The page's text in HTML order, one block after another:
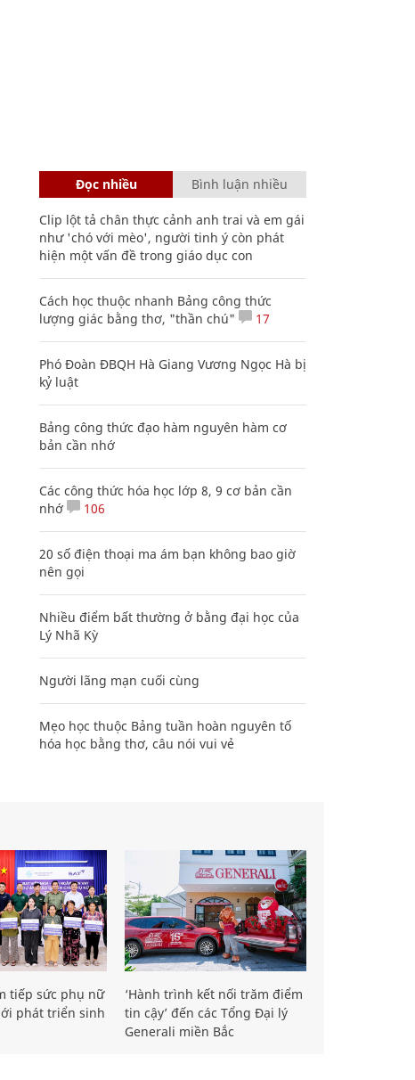
Đọc nhiều Bình luận nhiều
Clip lột tả chân thực cảnh anh trai và em gái
như 'chó với mèo', người tinh ý còn phát
hiện một vấn đề trong giáo dục con
Cách học thuộc nhanh Bảng công thức
lượng giác bằng thơ, "thần chú"
17
Phó Đoàn ĐBQH Hà Giang Vương Ngọc Hà bị
kỷ luật
Bảng công thức đạo hàm nguyên hàm cơ
bản cần nhớ
Các công thức hóa học lớp 8, 9 cơ bản cần
nhớ
106
20 số điện thoại ma ám bạn không bao giờ
nên gọi
Nhiều điểm bất thường ở bằng đại học của
Lý Nhã Kỳ
Người lãng mạn cuối cùng
Mẹo học thuộc Bảng tuần hoàn nguyên tố
hóa học bằng thơ, câu nói vui vẻ
tiếp sức phụ nữ
phát triển sinh
‘Hành trình kết nối trăm điểm
tin cậy’ đến các Tổng Đại lý
Generali miền Bắc